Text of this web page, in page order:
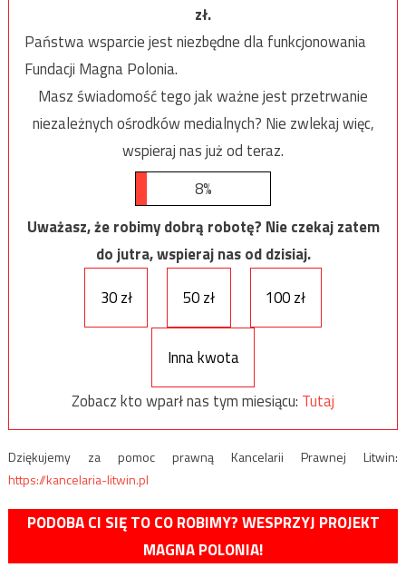
zł.
Państwa wsparcie jest niezbędne dla funkcjonowania
Fundacji Magna Polonia.
Masz świadomość tego jak ważne jest przetrwanie
niezależnych ośrodków medialnych? Nie zwlekaj więc,
wspieraj nas już od teraz.
8%
Uważasz, że robimy dobrą robotę? Nie czekaj zatem
do jutra, wspieraj nas od dzisiaj.
30 zł
50 zł 100 zł
Inna kwota
Zobacz kto wparł nas tym miesiącu: Tutaj
Dziękujemy za pomoc prawną Kancelarii Prawnej Litwin:
https://kancelaria-litwin.pl
PODOBA CI SIĘ TO CO ROBIMY? WESPRZYJ PROJEKT
MAGNA POLONIA!